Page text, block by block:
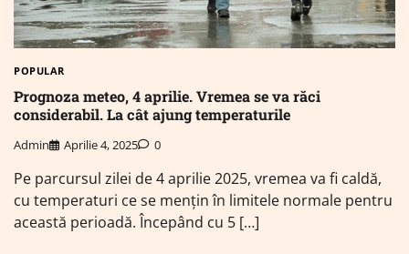
POPULAR
Prognoza meteo, 4 aprilie. Vremea se va răci
considerabil. La cât ajung temperaturile
Admin Aprilie 4, 2025 0
Pe parcursul zilei de 4 aprilie 2025, vremea va fi caldă,
cu temperaturi ce se mențin în limitele normale pentru
această perioadă. Începând cu 5 […]